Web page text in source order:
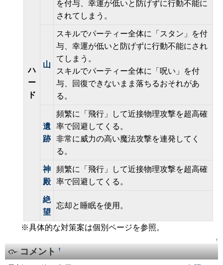
ハ
ー
ド
を付与、幸運が低いと防げずに行動不能に
されてしまう。
山
スキルでパーティー全体に「スタン」を付
与、幸運が低いと防げずに行動不能にされ
てしまう。
スキルでパーティー全体に「呪い」を付
与、回復できないまま落ちるおそれがあ
る。
遺
跡
頻繁に「飛行」して近接物理攻撃を超高確
率で回避してくる。
非常に威力の高い魔法攻撃を連発してく
る。
神
殿
頻繁に「飛行」して近接物理攻撃を超高確
率で回避してくる。
絶
望
忘却と睡眠を使用。
※具体的な対策案は個別ページを参照。
↑
コメント†